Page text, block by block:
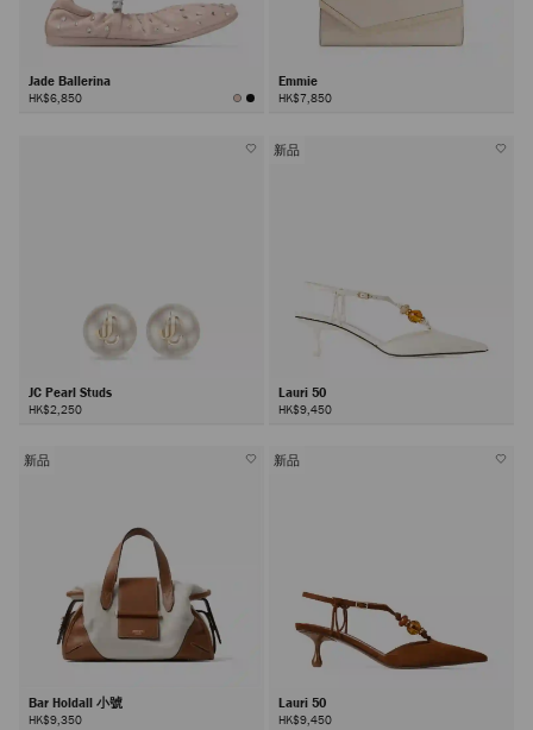
Jade Ballerina
HK$6,850
Emmie
HK$7,850
JC Pearl Studs
HK$2,250
新品
Lauri 50
HK$9,450
新品
Bar Holdall 小號
HK$9,350
新品
Lauri 50
HK$9,450